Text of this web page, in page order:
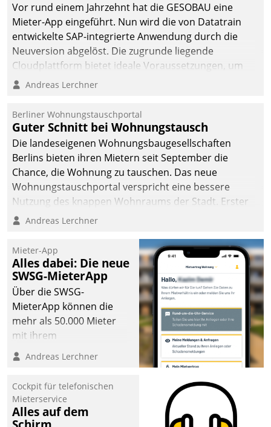
Vor rund einem Jahrzehnt hat die GESOBAU eine
Mieter-App eingeführt. Nun wird die von Datatrain
entwickelte SAP-integrierte Anwendung durch die
Neuversion abgelöst. Die zugrunde liegende
Cloudplattform bietet ideale Voraussetzungen, um
die Funktionalität der App zu erweitern und weitere
integrieren.
Andreas Lerchner
Berliner Wohnungstauschportal
Guter Schnitt bei Wohnungstausch
Die landeseigenen Wohnungsbaugesellschaften
Berlins bieten ihren Mietern seit September die
Chance, die Wohnung zu tauschen. Das neue
Wohnungstauschportal verspricht eine bessere
Nutzung des knappen Wohnraums der Stadt. Erster
Anwendungsfall für Datatrains Lösung API-Hub mit
Unternehmen.
Andreas Lerchner
Mieter-App
Alles dabei: Die neue
SWSG-MieterApp
Über die SWSG-
MieterApp können die
mehr als 50.000 Mieter
mit ihrem
Wohnungsunternehmen
kommunizieren, auf dem
einsehen und ändern
oder
Schadensmeldungen
Andreas Lerchner
Cockpit für telefonischen
Mieterservice
Alles auf dem